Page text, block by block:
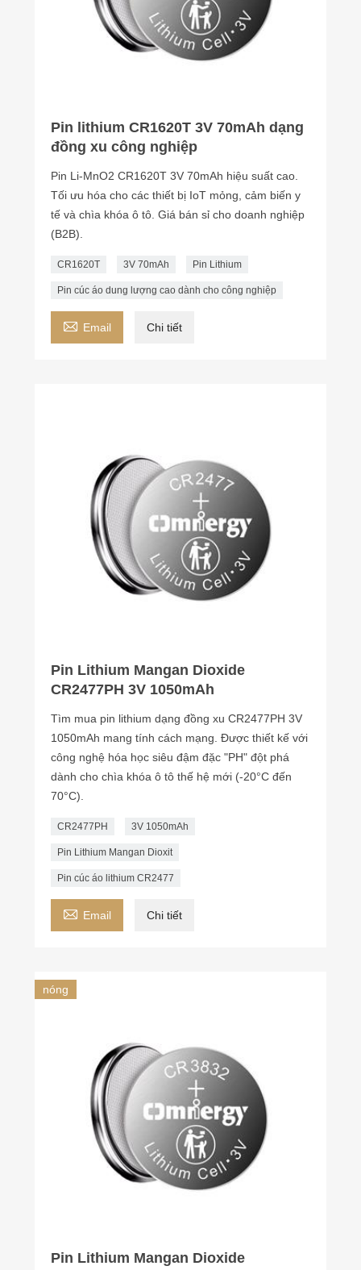
Pin lithium CR1620T 3V 70mAh dạng
đồng xu công nghiệp
Pin Li-MnO2 CR1620T 3V 70mAh hiệu suất cao.
Tối ưu hóa cho các thiết bị IoT mỏng, cảm biến y
tế và chìa khóa ô tô. Giá bán sỉ cho doanh nghiệp
(B2B).
CR1620T 3V 70mAh Pin Lithium
Pin cúc áo dung lượng cao dành cho công nghiệp
 Email Chi tiết
Pin Lithium Mangan Dioxide
CR2477PH 3V 1050mAh
Tìm mua pin lithium dạng đồng xu CR2477PH 3V
1050mAh mang tính cách mạng. Được thiết kế với
công nghệ hóa học siêu đậm đặc "PH" đột phá
dành cho chìa khóa ô tô thế hệ mới (-20°C đến
70°C).
CR2477PH 3V 1050mAh
Pin Lithium Mangan Dioxit
Pin cúc áo lithium CR2477
 Email Chi tiết
nóng
Pin Lithium Mangan Dioxide